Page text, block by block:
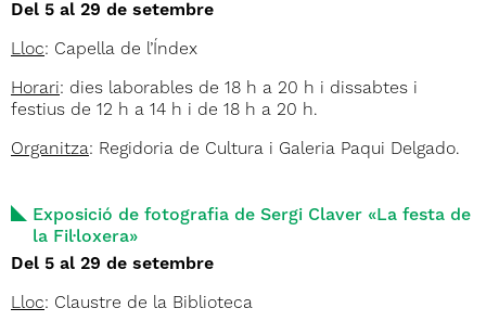
Del 5 al 29 de setembre
Lloc: Capella de l’Índex
Horari: dies laborables de 18 h a 20 h i dissabtes i
festius de 12 h a 14 h i de 18 h a 20 h.
Organitza: Regidoria de Cultura i Galeria Paqui Delgado.
Exposició de fotografia de Sergi Claver «La festa de
la Fil·loxera»
Del 5 al 29 de setembre
Lloc: Claustre de la Biblioteca